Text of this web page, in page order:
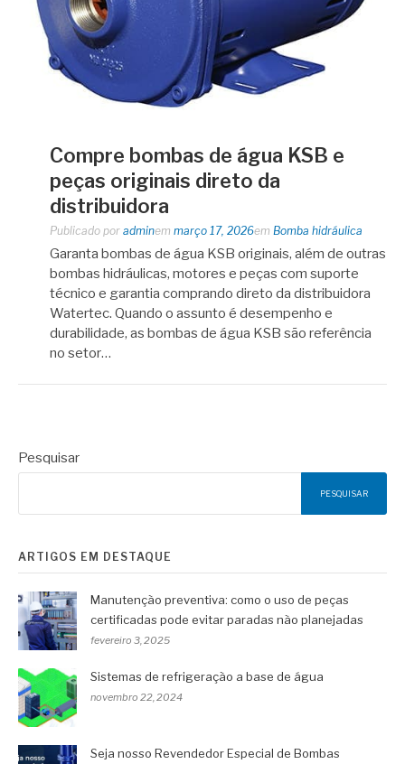
Compre bombas de água KSB e
peças originais direto da
distribuidora
Publicado por adminem março 17, 2026em Bomba hidráulica
Garanta bombas de água KSB originais, além de outras
bombas hidráulicas, motores e peças com suporte
técnico e garantia comprando direto da distribuidora
Watertec. Quando o assunto é desempenho e
durabilidade, as bombas de água KSB são referência
no setor…
Pesquisar
PESQUISAR
ARTIGOS EM DESTAQUE
Manutenção preventiva: como o uso de peças
certificadas pode evitar paradas não planejadas
fevereiro 3, 2025
Sistemas de refrigeração a base de água
novembro 22, 2024
Seja nosso Revendedor Especial de Bombas